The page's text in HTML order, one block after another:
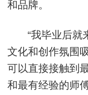
和品牌。
“我毕业后就
文化和创作氛围
可以直接接触到
和最有经验的师